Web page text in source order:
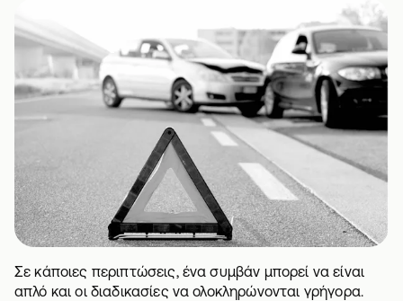
Σε κάποιες περιπτώσεις, ένα συμβάν μπορεί να είναι
απλό και οι διαδικασίες να ολοκληρώνονται γρήγορα.